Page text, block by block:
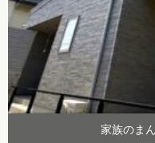
家族のま